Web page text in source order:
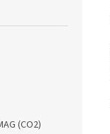
(CO2)